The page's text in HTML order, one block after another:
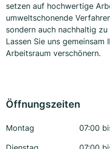
setzen auf hochwertige
umweltschonende
sondern auch nachhaltig
Lassen Sie uns gemeinsam
Arbeitsraum verschönern.
Öffnungszeiten
Montag
07:00